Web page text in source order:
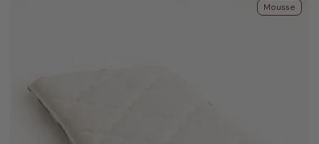
Mousse